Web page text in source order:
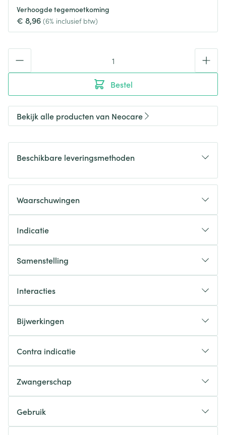
Verhoogde tegemoetkoming
€ 8,96 (6% inclusief btw)
Bestel
Bekijk alle producten van Neocare
Beschikbare leveringsmethoden
Waarschuwingen
Indicatie
Samenstelling
Interacties
Bijwerkingen
Contra indicatie
Zwangerschap
Gebruik